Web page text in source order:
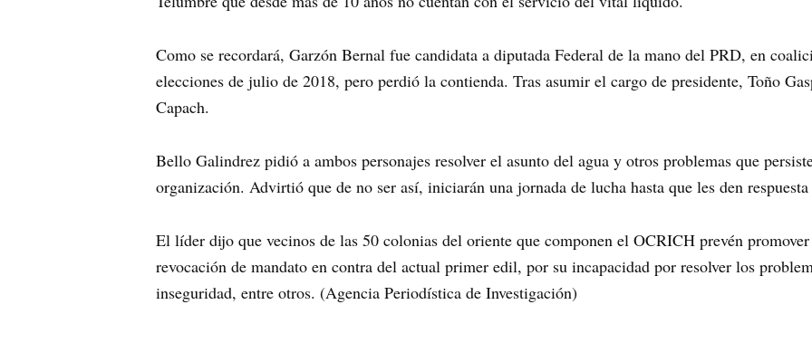
Como se recordará, Garzón Bernal fue candidata a diputada Federal de la mano del PRD, en
elecciones de julio de 2018, pero perdió la contienda. Tras asumir el cargo de presidente, Toño
Capach.
Bello Galindrez pidió a ambos personajes resolver el asunto del agua y otros problemas que
organización. Advirtió que de no ser así, iniciarán una jornada de lucha hasta que les den respuesta
El líder dijo que vecinos de las 50 colonias del oriente que componen el OCRICH prevén
revocación de mandato en contra del actual primer edil, por su incapacidad por resolver los
inseguridad, entre otros. (Agencia Periodística de Investigación)